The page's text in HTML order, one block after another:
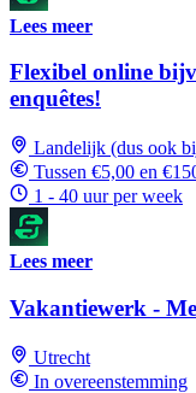
Lees meer
Flexibel online
enquêtes!
Landelijk (dus ook
Tussen €5,00 en
1 - 40 uur per week
Lees meer
Vakantiewerk -
Utrecht
In overeenstemming